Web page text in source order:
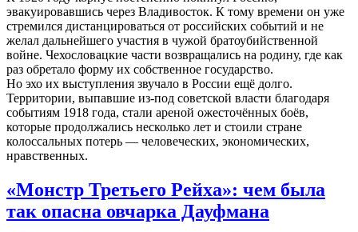
эвакуировавшись через Владивосток. К тому времени он уже
стремился дистанцироваться от российских событий и не
желал дальнейшего участия в чужой братоубийственной
войне. Чехословацкие части возвращались на родину, где как
раз обретало форму их собственное государство.
Но эхо их выступления звучало в России ещё долго.
Территории, выпавшие из-под советской власти благодаря
событиям 1918 года, стали ареной ожесточённых боёв,
которые продолжались несколько лет и стоили стране
колоссальных потерь — человеческих, экономических,
нравственных.
«Монстр Третьего Рейха»: чем была
так опасна овчарка Дауфмана